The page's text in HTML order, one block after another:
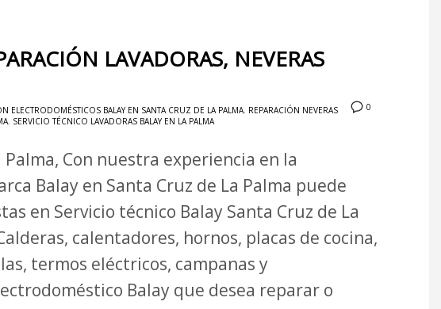
LAVADORAS, NEVERAS
0
ELECTRODOMÉSTICOS BALAY EN SANTA CRUZ DE LA PALMA, REPARACIÓN NEVERAS
, SERVICIO TÉCNICO LAVADORAS BALAY EN LA PALMA
Con nuestra experiencia en la
Balay en Santa Cruz de La Palma puede
en Servicio técnico Balay Santa Cruz de La
calentadores, hornos, placas de cocina,
termos eléctricos, campanas y
Balay que desea reparar o